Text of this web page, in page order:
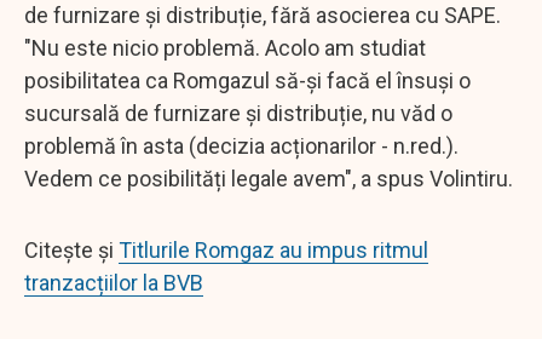
de furnizare și distribuție, fără asocierea cu SAPE.
"Nu este nicio problemă. Acolo am studiat
posibilitatea ca Romgazul să-și facă el însuși o
sucursală de furnizare și distribuție, nu văd o
problemă în asta (decizia acționarilor - n.red.).
Vedem ce posibilități legale avem", a spus Volintiru.
Citește și Titlurile Romgaz au impus ritmul
tranzacțiilor la BVB